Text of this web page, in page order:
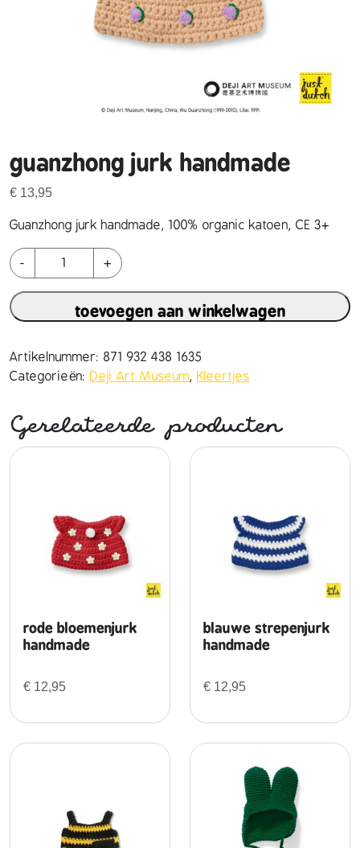
guanzhong jurk handmade
€ 13,95
Guanzhong jurk handmade, 100% organic katoen, CE 3+
-
g
u
a
n
h
o
j
u
t
l
+
toevoegen aan winkelwagen
Artikelnummer: 871 932 438 1635
Categorieën: Deji Art Museum, Kleertjes
Gerelateerde producten
rode bloemenjurk
handmade
€ 12,95
blauwe strepenjurk
handmade
€ 12,95